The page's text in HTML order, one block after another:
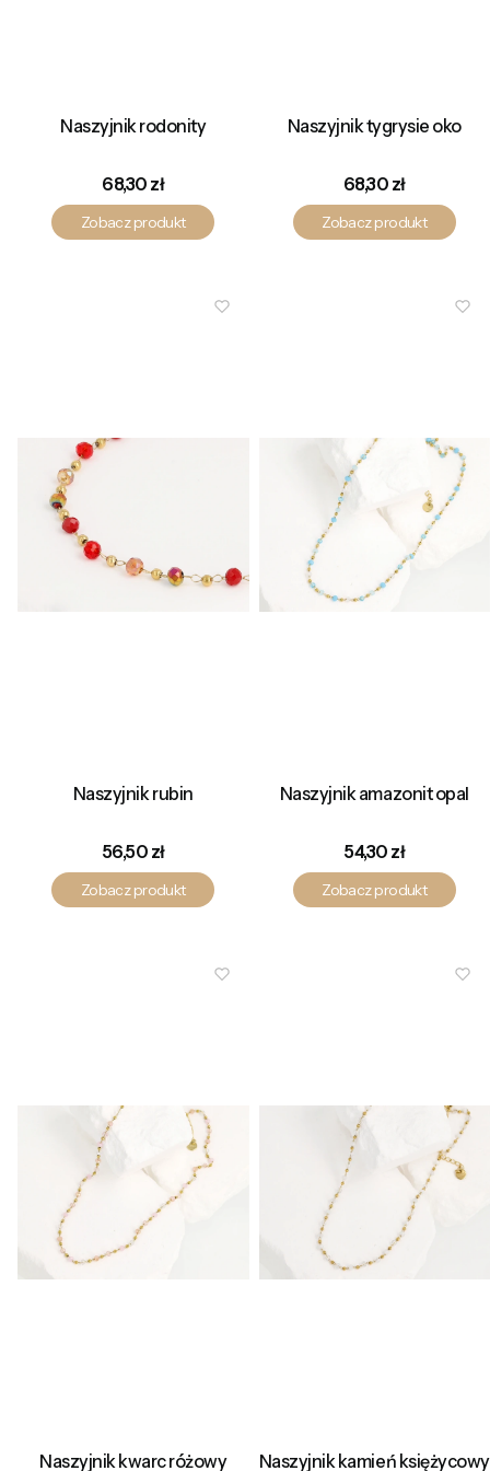
Naszyjnik rodonity
Cena
68,30 zł
Zobacz produkt
Naszyjnik tygrysie oko
Cena
68,30 zł
Zobacz produkt
Naszyjnik rubin
Cena
56,50 zł
Zobacz produkt
Naszyjnik amazonit opal
Cena
54,30 zł
Zobacz produkt
Naszyjnik kwarc różowy
Naszyjnik kamień księżycowy